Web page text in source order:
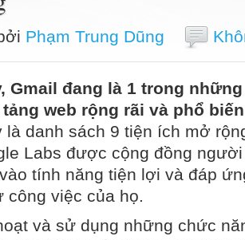
Phạm Trung Dũng
Gmail đang là 1 trong
web rộng rãi và phổ
là danh sách 9 tiện ích mở
Labs được cộng đồng
tính năng tiện lợi và đáp
công việc của họ.
và sử dụng những chức